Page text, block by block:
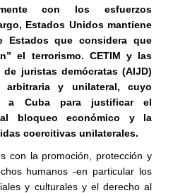
con los esfuerzos
Estados Unidos mantiene
que considera que
el terrorismo. CETIM y las
juristas demócratas (AIJD)
arbitraria y unilateral, cuyo
a Cuba para justificar el
bloqueo económico y la
coercitivas unilaterales.
con la promoción, protección y
humanos -en particular los
y culturales y el derecho al